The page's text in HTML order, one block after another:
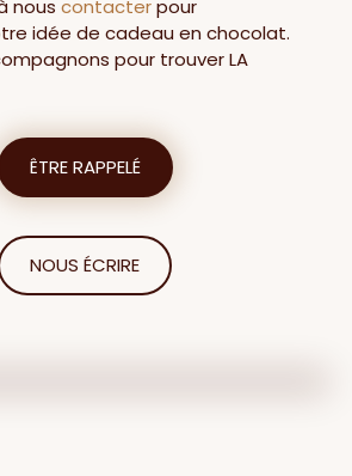
nouscontacterpour
idée de cadeau en chocolat.
pour trouver LA
ÊTRE RAPPELÉ
NOUS ÉCRIRE